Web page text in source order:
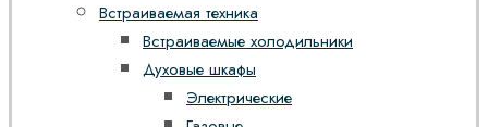
Встраиваемая техника
Встраиваемые холодильники
Духовые шкафы
Электрические